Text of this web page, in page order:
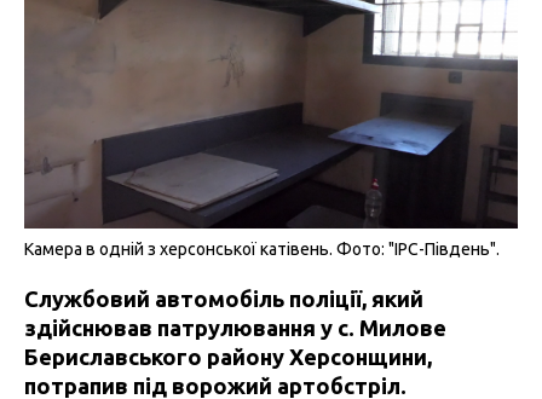
Камера в одній з херсонської катівень. Фото: "IPC-Південь".
Службовий автомобіль поліції, який
здійснював патрулювання у с. Милове
Бериславського району Херсонщини,
потрапив під ворожий артобстріл.